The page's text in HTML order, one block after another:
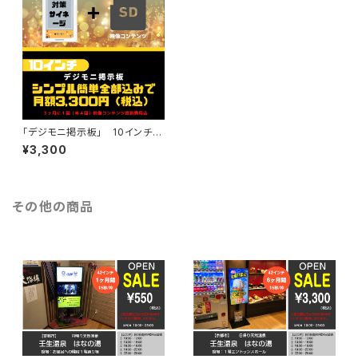
「デジモニ掲示板」 10インチ
業務用自立スタンド付き白色
¥3,300
その他の商品